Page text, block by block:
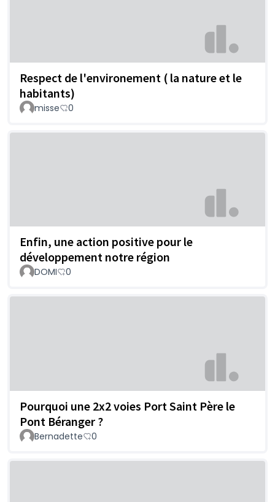
Respect de l'environement ( la nature et le
habitants)
misse 0
Enfin, une action positive pour le
développement notre région
DOMI 0
Pourquoi une 2x2 voies Port Saint Père le
Pont Béranger ?
Bernadette 0